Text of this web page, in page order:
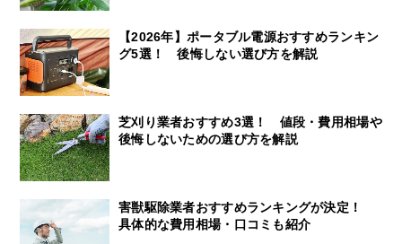
【2026年】ポータブル電源おすすめランキン
グ5選！ 後悔しない選び方を解説
芝刈り業者おすすめ3選！ 値段・費用相場や
後悔しないための選び方を解説
害獣駆除業者おすすめランキングが決定！
具体的な費用相場・口コミも紹介